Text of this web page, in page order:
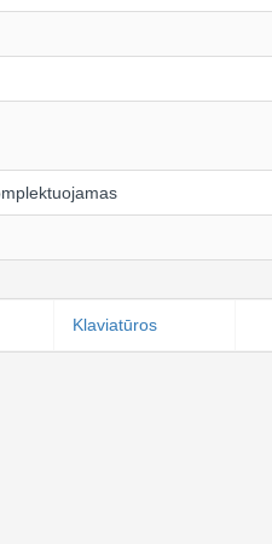
Klaviatūros